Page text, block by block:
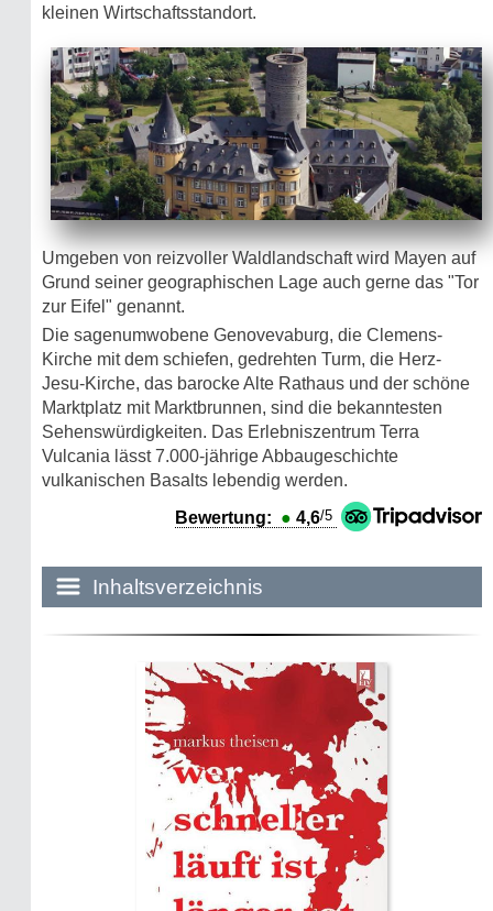
kleinen Wirtschaftsstandort.
Umgeben von reizvoller Waldlandschaft wird Mayen auf
Grund seiner geographischen Lage auch gerne das "Tor
zur Eifel" genannt.
Die sagenumwobene Genovevaburg, die Clemens-
Kirche mit dem schiefen, gedrehten Turm, die Herz-
Jesu-Kirche, das barocke Alte Rathaus und der schöne
Marktplatz mit Marktbrunnen, sind die bekanntesten
Sehenswürdigkeiten. Das Erlebniszentrum Terra
Vulcania lässt 7.000-jährige Abbaugeschichte
vulkanischen Basalts lebendig werden.
Bewertung: ● 4,6/5
Inhaltsverzeichnis
Historie:
Die dunkle Seite
Mythen, Märchen & Legenden (2025)
Sightseeing:
Die Eifel entdecken
Eifelevents